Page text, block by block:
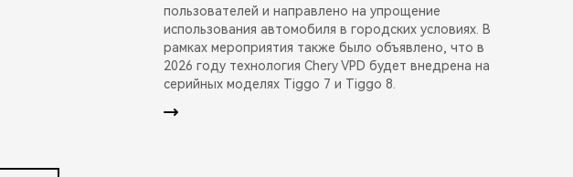
пользователей и направлено на упрощение
использования автомобиля в городских условиях. В
рамках мероприятия также было объявлено, что в
2026 году технология Chery VPD будет внедрена на
серийных моделях Tiggo 7 и Tiggo 8.